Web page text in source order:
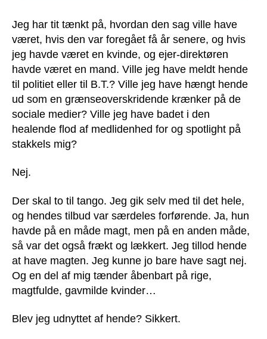
Jeg har tit tænkt på, hvordan den sag ville have
været, hvis den var foregået få år senere, og hvis
jeg havde været en kvinde, og ejer-direktøren
havde været en mand. Ville jeg have meldt hende
til politiet eller til B.T.? Ville jeg have hængt hende
ud som en grænseoverskridende krænker på de
sociale medier? Ville jeg have badet i den
healende flod af medlidenhed for og spotlight på
stakkels mig?
Nej.
Der skal to til tango. Jeg gik selv med til det hele,
og hendes tilbud var særdeles forførende. Ja, hun
havde på en måde magt, men på en anden måde,
så var det også frækt og lækkert. Jeg tillod hende
at have magten. Jeg kunne jo bare have sagt nej.
Og en del af mig tænder åbenbart på rige,
magtfulde, gavmilde kvinder…
Blev jeg udnyttet af hende? Sikkert.